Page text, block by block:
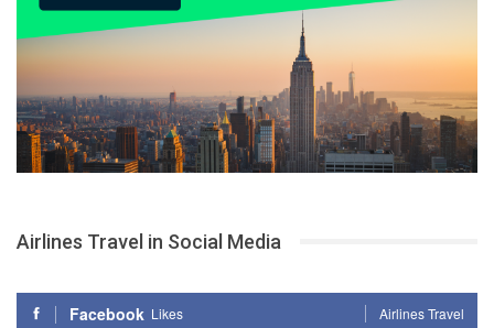
Airlines Travel in Social Media
Facebook Likes Airlines Travel